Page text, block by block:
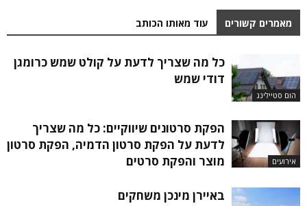
מאמרים קשורים עוד מאותו הכותב
הום סטיילינג
כל מה שצריך לדעת על קולט שמש כרומגן
דודי שמש
אירועים
הפקת סרטונים שיווקיים: כל מה שצריך
לדעת על הפקת סרטון הדמיה, הפקת סרטון
מוצר והפקת סרטים
באיירן מינכן משחקים